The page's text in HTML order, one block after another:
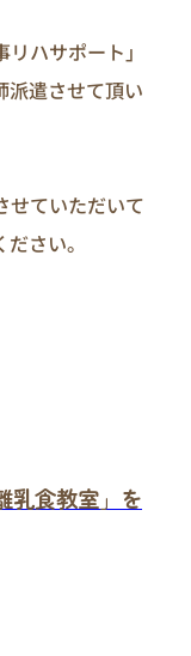
ハサポート」
派遣させて頂い
せていただいて
さい。
乳食教室」を